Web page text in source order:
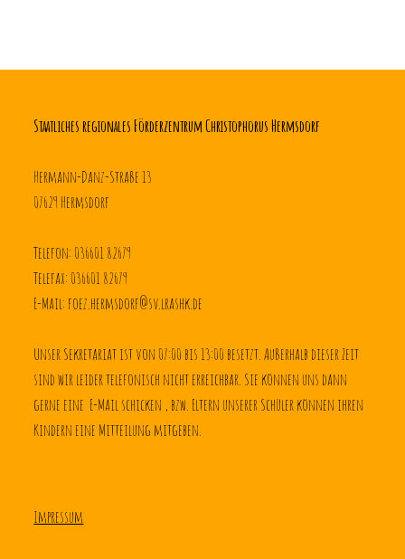
Staatliches regionales Förderzentrum Christophorus Hermsdorf
Hermann-Danz-Straße 13
07629 Hermsdorf
Telefon: 036601 82679
Telefax: 036601 82679
E-Mail: foez.hermsdorf@sv.lrashk.de
Unser Sekretariat ist von 07:00 bis 13:00 besetzt. Außerhalb dieser Zeit
sind wir leider telefonisch nicht erreichbar. Sie können uns dann
gerne eine  E-Mail schicken , bzw. Eltern unserer Schüler können ihren
Kindern eine Mitteilung mitgeben.
Impressum